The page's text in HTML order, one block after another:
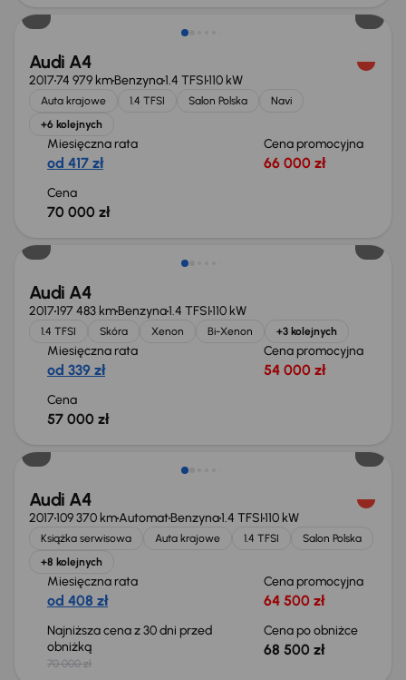
Audi A4
201774 979 kmBenzyna1.4 TFSI110 kW
Auta krajowe 1.4 TFSI Salon Polska
Navi
+6 kolejnych
Miesięczna rata
od 417 zł
Cena promocyjna
66 000 zł
Cena
70 000 zł
Audi A4
2017197 483 kmBenzyna1.4 TFSI110 kW
1.4 TFSI Skóra Xenon Bi-Xenon +3 kolejnych
Miesięczna rata
od 339 zł
Cena promocyjna
54 000 zł
Cena
57 000 zł
Taniej o 1 500 zł
Audi A4
2017109 370 kmAutomatBenzyna1.4 TFSI110 kW
Książka serwisowa Auta krajowe 1.4 TFSI
Salon Polska
+8 kolejnych
Miesięczna rata
od 408 zł
Cena promocyjna
64 500 zł
Najniższa cena z 30 dni przed
obniżką
70 000 zł
Cena po obniżce
68 500 zł
Taniej o 1 000 zł